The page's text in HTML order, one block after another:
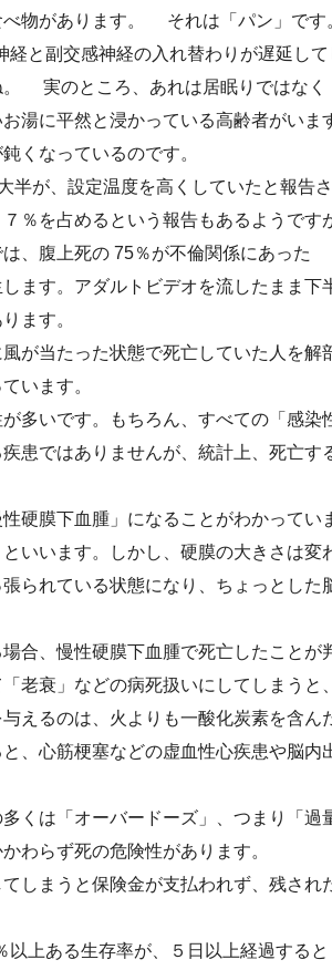
物があります。 それは「パン」です
と副交感神経の入れ替わりが遅延し
実のところ、あれは居眠りではなく
湯に平然と浸かっている高齢者がいま
くなっているのです。
半が、設定温度を高くしていたと報告さ
％を占めるという報告もあるようです
、腹上死の 75％が不倫関係にあった
ます。アダルトビデオを流したまま下
ます。
が当たった状態で死亡していた人を解
います。
多いです。もちろん、すべての「感染
患ではありませんが、統計上、死亡す
硬膜下血腫」になることがわかってい
といいます。しかし、硬膜の大きさは
られている状態になり、ちょっとした
合、慢性硬膜下血腫で死亡したことが
老衰」などの病死扱いにしてしまうと
えるのは、火よりも一酸化炭素を含ん
、心筋梗塞などの虚血性心疾患や脳内
くは「オーバードーズ」、つまり「
わらず死の危険性があります。
しまうと保険金が支払われず、残され
上ある生存率が、５日以上経過する